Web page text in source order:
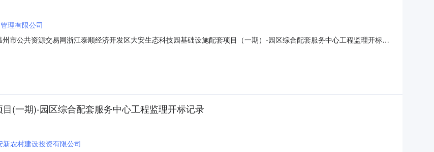
理有限公司
市公共资源交易网浙江泰顺经济开发区大安生态科技园基础设施配套项目（一期）-园区综合配套服务中心工程监理开标记
额:0.00元,投标文件递交时间:未上传,投标人名称:四川元丰建设项目管理有限公司;项
(一期)-园区综合配套服务中心工程监理开标记录
新农村建设投资有限公司